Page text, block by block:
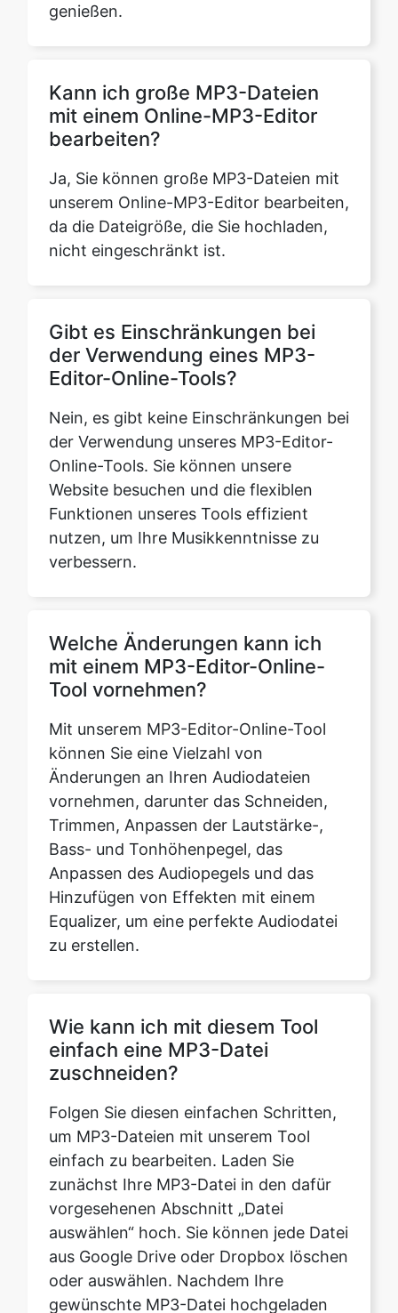
Kann ich große MP3-Dateien
Ja, Sie können große MP3-Dateien mit
unserem Online-MP3-Editor bearbeiten,
da die Dateigröße, die Sie hochladen,
nicht eingeschränkt ist.
Gibt es Einschränkungen bei
Nein, es gibt keine Einschränkungen bei
der Verwendung unseres MP3-Editor-
Online-Tools. Sie können unsere
Website besuchen und die flexiblen
Funktionen unseres Tools effizient
nutzen, um Ihre Musikkenntnisse zu
verbessern.
Welche Änderungen kann ich
Mit unserem MP3-Editor-Online-Tool
können Sie eine Vielzahl von
Änderungen an Ihren Audiodateien
vornehmen, darunter das Schneiden,
Trimmen, Anpassen der Lautstärke-,
Bass- und Tonhöhenpegel, das
Anpassen des Audiopegels und das
Hinzufügen von Effekten mit einem
Equalizer, um eine perfekte Audiodatei
zu erstellen.
Wie kann ich mit diesem Tool
Folgen Sie diesen einfachen Schritten,
um MP3-Dateien mit unserem Tool
einfach zu bearbeiten. Laden Sie
zunächst Ihre MP3-Datei in den dafür
vorgesehenen Abschnitt „Datei
auswählen“ hoch. Sie können jede Datei
aus Google Drive oder Dropbox löschen
oder auswählen. Nachdem Ihre
gewünschte MP3-Datei hochgeladen
wurde, können Sie mit dem
Schieberegler den spezifischen
Abschnitt der Datei auswählen, den Sie